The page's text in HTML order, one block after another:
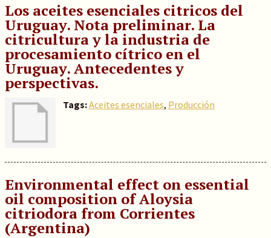
Los aceites esenciales citricos del
Uruguay. Nota preliminar. La
citricultura y la industria de
procesamiento cítrico en el
Uruguay. Antecedentes y
perspectivas.
Tags:Aceites esenciales, Producción
Environmental effect on essential
oil composition of Aloysia
citriodora from Corrientes
(Argentina)